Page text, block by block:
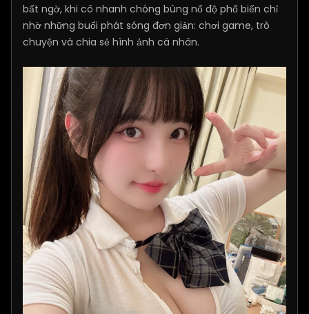
bất ngờ, khi cô nhanh chóng bùng nổ độ phổ biến chỉ
nhờ những buổi phát sóng đơn giản: chơi game, trò
chuyện và chia sẻ hình ảnh cá nhân.